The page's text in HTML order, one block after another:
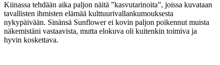
Kiinassa tehdään aika paljon näitä ”kasvutarinoita”, joissa kuvataan
tavallisten ihmisten elämää kulttuurivallankumouksesta
nykypäivään. Sinänsä Sunflower ei kovin paljon poikennut muista
näkemistäni vastaavista, mutta elokuva oli kuitenkin toimiva ja
hyvin koskettava.